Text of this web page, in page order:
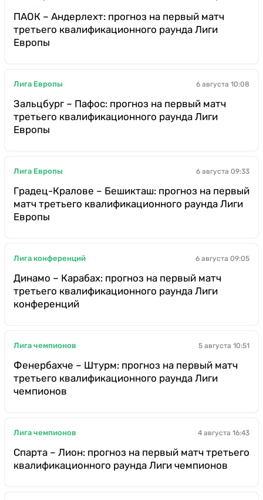
ПАОК – Андерлехт: прогноз на первый матч
третьего квалификационного раунда Лиги
Европы
Лига Европы 6 августа 10:08
Зальцбург – Пафос: прогноз на первый матч
третьего квалификационного раунда Лиги
Европы
Лига Европы 6 августа 09:33
Градец-Кралове – Бешикташ: прогноз на первый
матч третьего квалификационного раунда Лиги
Европы
Лига конференций 6 августа 09:05
Динамо – Карабах: прогноз на первый матч
третьего квалификационного раунда Лиги
конференций
Лига чемпионов 5 августа 10:51
Фенербахче – Штурм: прогноз на первый матч
третьего квалификационного раунда Лиги
чемпионов
Лига чемпионов 4 августа 16:43
Спарта – Лион: прогноз на первый матч третьего
квалификационного раунда Лиги чемпионов